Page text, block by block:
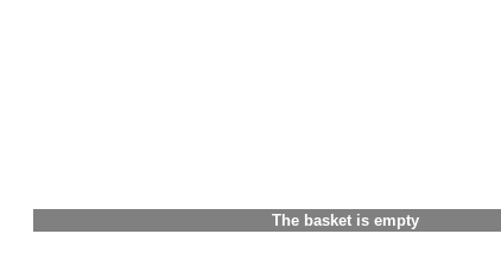
The basket is empty